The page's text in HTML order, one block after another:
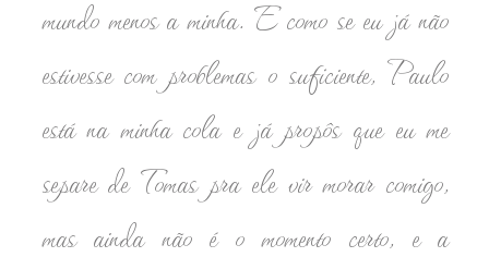
mundo menos a minha. E como se eu já não
estivesse com problemas o suficiente, Paulo
está na minha cola e já propôs que eu me
separe de Tomas pra ele vir morar comigo,
mas ainda não é o momento certo, e a